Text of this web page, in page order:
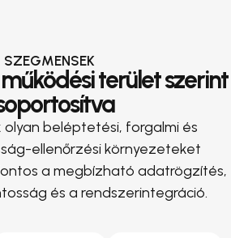
SZEGMENSEK
terület szerint
olyan beléptetési, forgalmi és
ellenőrzési környezeteket
a megbízható adatrögzítés,
és a rendszerintegráció.